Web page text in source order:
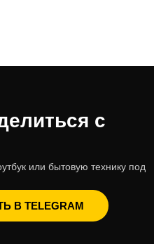
с
или бытовую технику под
В TELEGRAM